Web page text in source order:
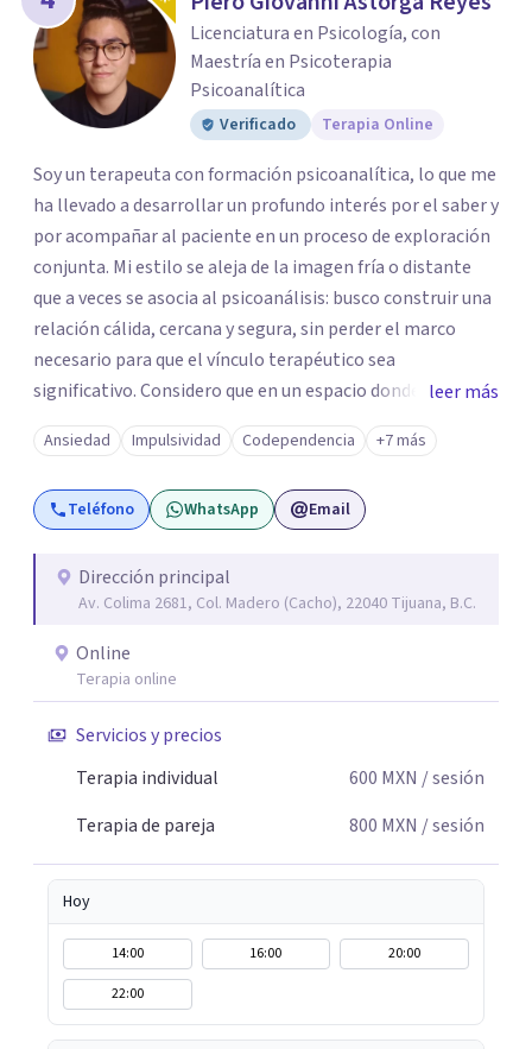
Licenciatura en Psicología, con
Maestría en Psicoterapia
Psicoanalítica
Verificado Terapia Online
Soy un terapeuta con formación psicoanalítica, lo que me
ha llevado a desarrollar un profundo interés por el saber y
por acompañar al paciente en un proceso de exploración
conjunta. Mi estilo se aleja de la imagen fría o distante
que a veces se asocia al psicoanálisis: busco construir una
relación cálida, cercana y segura, sin perder el marco
necesario para que el vínculo terapéutico sea
significativo. Considero que en un espacio donde uno
puede sentirse acompañado y escuchado, es posible
mirar con honestidad cómo nos vinculamos afuera, qué se
repite, qué duele, y qué puede transformarse. En mi
consultorio hay lugar para todo: risas, tristezas, enojos y
escuchada. Si pudiste conectar con algo de esto,
mándame un mensaje y comencemos juntos a trabajar en
leer más
Ansiedad Impulsividad Codependencia +7 más
Teléfono WhatsApp Email
Dirección principal
Av. Colima 2681, Col. Madero (Cacho), 22040 Tijuana, B.C.
Online
Terapia online
Servicios y precios
Terapia individual
600 MXN / sesión
Terapia de pareja
800 MXN / sesión
Hoy
14:00 16:00
20:00
22:00